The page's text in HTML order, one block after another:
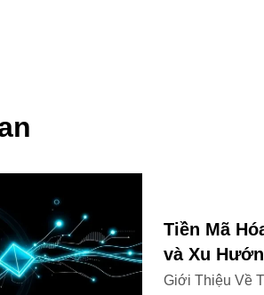
sao chép hoặc phân phối toàn bộ,
cho phép.” Nếu trích dẫn, vui lòng ghi
thức sử dụng khác đối với bài viết này.
Tiền Mã
và Xu
Giới Thiệu Về